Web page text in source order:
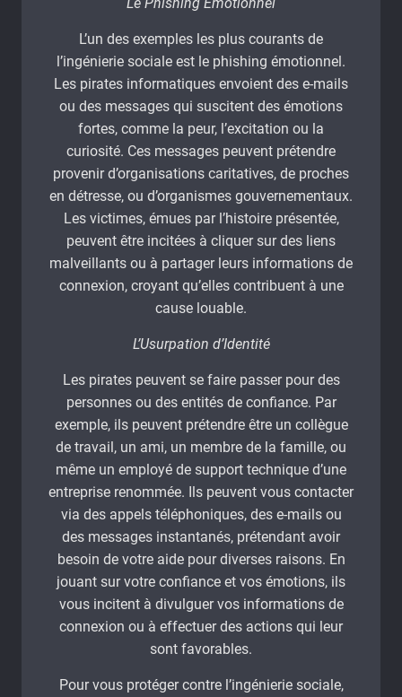
L’un des exemples les plus courants de
l’ingénierie sociale est le phishing émotionnel.
Les pirates informatiques envoient des e-mails
ou des messages qui suscitent des émotions
fortes, comme la peur, l’excitation ou la
curiosité. Ces messages peuvent prétendre
provenir d’organisations caritatives, de proches
en détresse, ou d’organismes gouvernementaux.
Les victimes, émues par l’histoire présentée,
peuvent être incitées à cliquer sur des liens
malveillants ou à partager leurs informations de
connexion, croyant qu’elles contribuent à une
cause louable.
L’Usurpation d’Identité
Les pirates peuvent se faire passer pour des
personnes ou des entités de confiance. Par
exemple, ils peuvent prétendre être un collègue
de travail, un ami, un membre de la famille, ou
même un employé de support technique d’une
entreprise renommée. Ils peuvent vous contacter
via des appels téléphoniques, des e-mails ou
des messages instantanés, prétendant avoir
besoin de votre aide pour diverses raisons. En
jouant sur votre confiance et vos émotions, ils
vous incitent à divulguer vos informations de
connexion ou à effectuer des actions qui leur
sont favorables.
Pour vous protéger contre l’ingénierie sociale,